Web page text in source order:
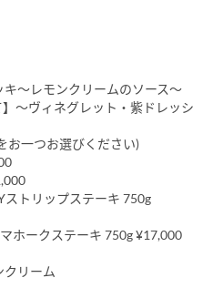
〜レモンクリームのソース〜
〜ヴィネグレット・紫ドレッシ
お一つお選びください)
ストリップステーキ 750g
ホークステーキ 750g ¥17,000
リーム